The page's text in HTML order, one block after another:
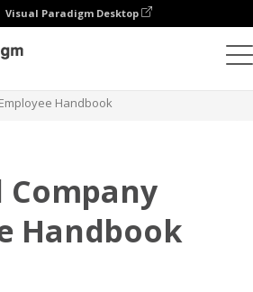
Visual Paradigm Desktop
Handbook
Company
Handbook